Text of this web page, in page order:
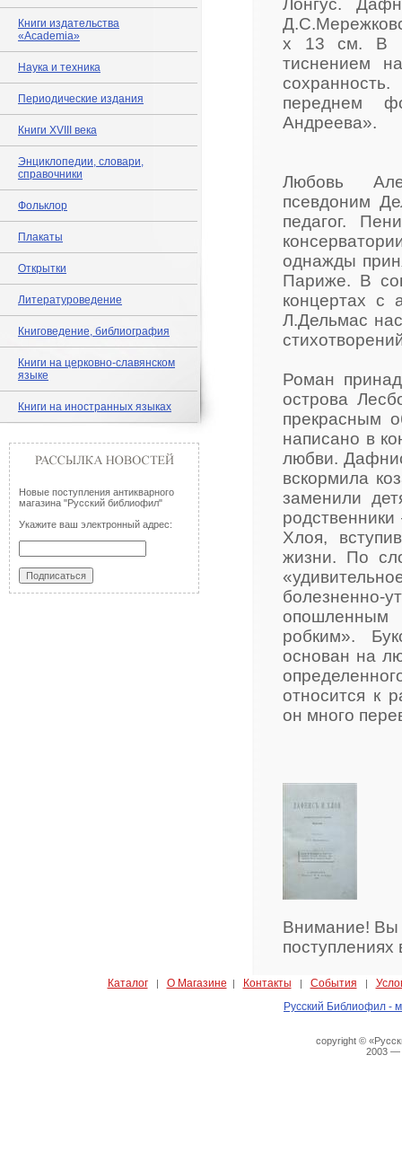
Книги издательства
«Academia»
Наука и техника
Периодические издания
Книги XVIII века
Энциклопедии, словари,
справочники
Фольклор
Плакаты
Открытки
Литературоведение
Книговедение, библиография
Книги на церковно-славянском
языке
Книги на иностранных языках
Новые поступления антикварного
магазина "Русский библиофил"
Укажите ваш электронный адрес:
Лонгус.
x 13 см. В
тиснением
переднем
Андреева».
Любовь
псевдоним
педагог.
однажды
Париже. В
концертах с
Л.Дельмас
Роман
острова
прекрасным
написано в
любви.
вскормила
заменили
Хлоя,
жизни. По
опошленным
робким».
основан на
относится к
он много
Внимание! Вы
Каталог| О Магазине | Контакты | События |
Русский Библиофил -
copyright ©
2003 —